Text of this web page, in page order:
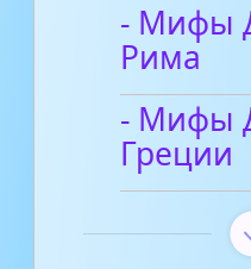
- Мифы
Рима
- Мифы
Греции